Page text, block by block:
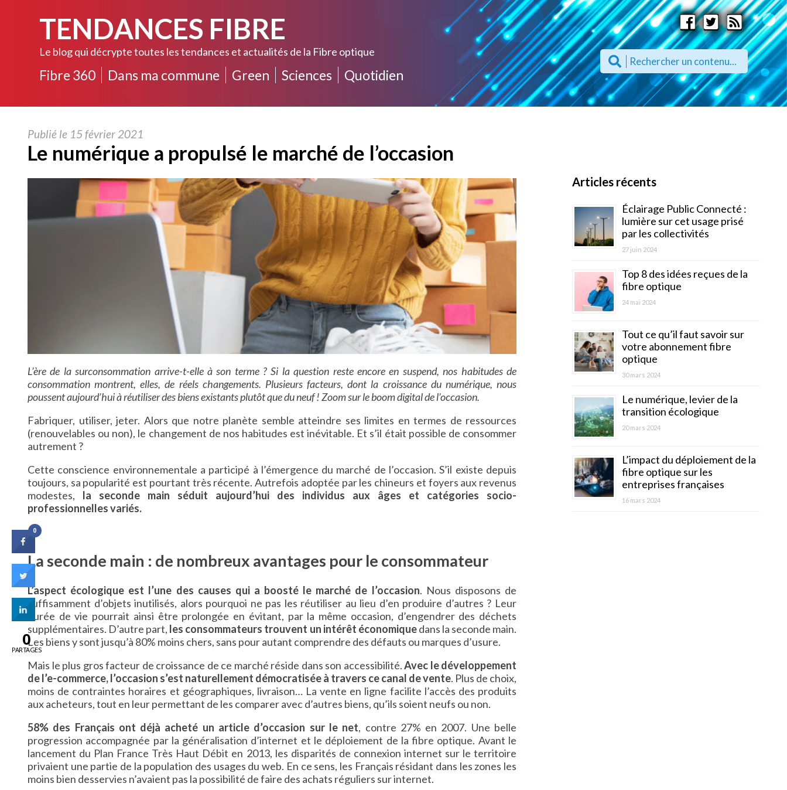
TENDANCES FIBRE
Le blog qui décrypte toutes les tendances et actualités de la Fibre optique
Fibre 360 Dans ma commune Green Sciences Quotidien
Publié le 15 février 2021
Le numérique a propulsé le marché de l’occasion
L’ère de la surconsommation arrive-t-elle à son terme ? Si la question reste encore en suspend, nos habitudes de
consommation montrent, elles, de réels changements. Plusieurs facteurs, dont la croissance du numérique, nous
poussent aujourd’hui à réutiliser des biens existants plutôt que du neuf ! Zoom sur le boom digital de l’occasion.
Fabriquer, utiliser, jeter. Alors que notre planète semble atteindre ses limites en termes de ressources
(renouvelables ou non), le changement de nos habitudes est inévitable. Et s’il était possible de consommer
autrement ?
Cette conscience environnementale a participé à l’émergence du marché de l’occasion. S’il existe depuis
toujours, sa popularité est pourtant très récente. Autrefois adoptée par les chineurs et foyers aux revenus
modestes, la seconde main séduit aujourd’hui des individus aux âges et catégories socio-
professionnelles variés.
La seconde main : de nombreux avantages pour le consommateur
L’aspect écologique est l’une des causes qui a boosté le marché de l’occasion. Nous disposons de
suffisamment d’objets inutilisés, alors pourquoi ne pas les réutiliser au lieu d’en produire d’autres ? Leur
durée de vie pourrait ainsi être prolongée en évitant, par la même occasion, d’engendrer des déchets
supplémentaires. D’autre part, les consommateurs trouvent un intérêt économiquedans la seconde main.
Les biens y sont jusqu’à 80% moins chers, sans pour autant comprendre des défauts ou marques d’usure.
Mais le plus gros facteur de croissance de ce marché réside dans son accessibilité.Avec le développement
de l’e-commerce, l’occasion s’est naturellement démocratisée à travers ce canal de vente. Plus de choix,
moins de contraintes horaires et géographiques, livraison… La vente en ligne facilite l’accès des produits
aux acheteurs, tout en leur permettant de les comparer avec d’autres biens, qu’ils soient neufs ou non.
58% des Français ont déjà acheté un article d’occasion sur le net, contre 27% en 2007. Une belle
progression accompagnée par la généralisation d’internet et le déploiement de la fibre optique. Avant le
lancement du Plan France Très Haut Débit en 2013, les disparités de connexion internet sur le territoire
privaient une partie de la population des usages du web. En ce sens, les Français résidant dans les zones les
moins bien desservies n’avaient pas la possibilité de faire des achats réguliers sur internet.
Articles récents
Éclairage Public Connecté :
lumière sur cet usage prisé
par les collectivités
27 juin 2024
Top 8 des idées reçues de la
fibre optique
24 mai 2024
Tout ce qu’il faut savoir sur
votre abonnement fibre
optique
30 mars 2024
Le numérique, levier de la
transition écologique
20 mars 2024
L’impact du déploiement de la
fibre optique sur les
entreprises françaises
16 mars 2024
0
0
PARTAGES